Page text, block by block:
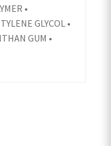
•
GLYCOL •
GUM •